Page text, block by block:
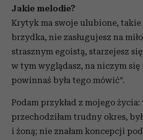
Jakie melodie?
Krytyk ma swoje ulubione, takie
brzydka, nie zasługujesz na
strasznym egoistą, starzejesz
w tym wyglądasz, na niczym się
powinnaś była tego mówić”.
Podam przykład z mojego
przechodziłam trudny okres,
i żoną; nie znałam koncepcji